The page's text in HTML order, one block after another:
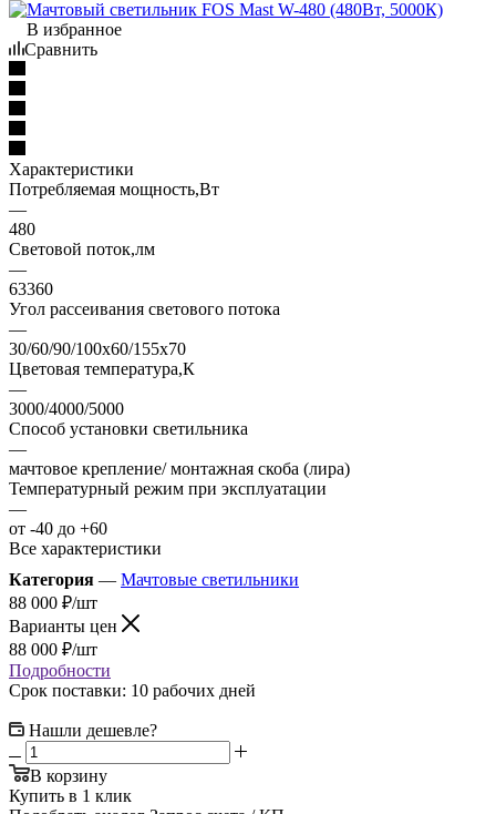
В избранное
Сравнить
Характеристики
Потребляемая мощность,Вт
—
480
Световой поток,лм
—
63360
Угол рассеивания светового потока
—
30/60/90/100x60/155x70
Цветовая температура,К
—
3000/4000/5000
Способ установки светильника
—
мачтовое крепление/ монтажная скоба (лира)
Температурный режим при эксплуатации
—
от -40 до +60
Все характеристики
Категория — Мачтовые светильники
88 000 ₽/шт
Варианты цен
88 000 ₽/шт
Подробности
Срок поставки: 10 рабочих дней
Нашли дешевле?
В корзину
Купить в 1 клик